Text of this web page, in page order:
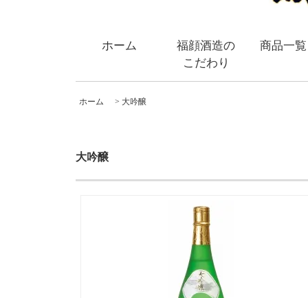
ホーム
福顔酒造の
こだわり
商品一覧
ホーム > 大吟醸
大吟醸